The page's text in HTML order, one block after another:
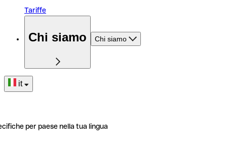
Tariffe
Chi siamo Chi siamo
it
per paese nella tua lingua